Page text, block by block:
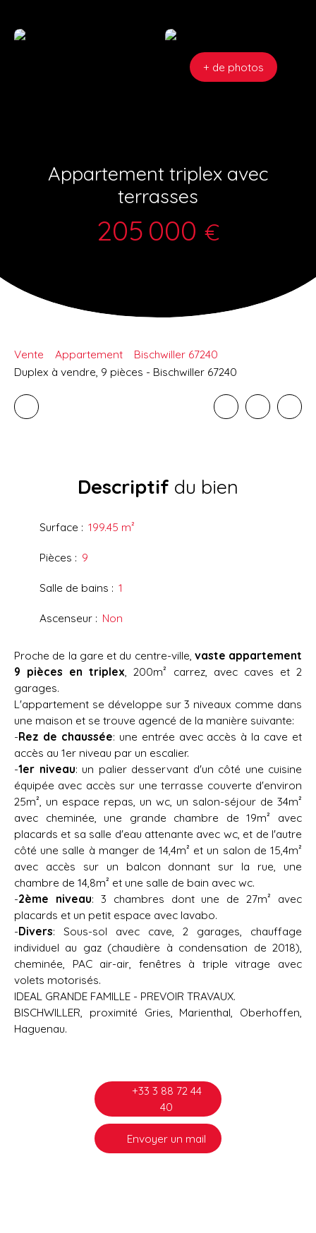
+ de photos
Appartement triplex avec
terrasses
205 000 €
Vente Appartement
Bischwiller 67240
Duplex à vendre, 9 pièces - Bischwiller 67240
Descriptif du bien
Surface : 199.45 m²
Pièces : 9
Salle de bains : 1
Ascenseur : Non
Proche de la gare et du centre-ville, vaste appartement
9 pièces en triplex, 200m² carrez, avec caves et 2
garages.
L'appartement se développe sur 3 niveaux comme dans
une maison et se trouve agencé de la manière suivante:
-Rez de chaussée: une entrée avec accès à la cave et
accès au 1er niveau par un escalier.
-1er niveau: un palier desservant d'un côté une cuisine
équipée avec accès sur une terrasse couverte d'environ
25m², un espace repas, un wc, un salon-séjour de 34m²
avec cheminée, une grande chambre de 19m² avec
placards et sa salle d'eau attenante avec wc, et de l'autre
côté une salle à manger de 14,4m² et un salon de 15,4m²
avec accès sur un balcon donnant sur la rue, une
chambre de 14,8m² et une salle de bain avec wc.
-2ème niveau: 3 chambres dont une de 27m² avec
placards et un petit espace avec lavabo.
-Divers: Sous-sol avec cave, 2 garages, chauffage
individuel au gaz (chaudière à condensation de 2018),
cheminée, PAC air-air, fenêtres à triple vitrage avec
volets motorisés.
IDEAL GRANDE FAMILLE - PREVOIR TRAVAUX.
BISCHWILLER, proximité Gries, Marienthal, Oberhoffen,
Haguenau.
+33 3 88 72 44
40
Envoyer un mail